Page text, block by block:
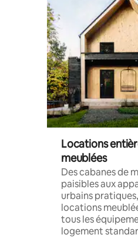
Locations
meublées
Des cabanes de
paisibles aux
urbains
locations
tous les
logement